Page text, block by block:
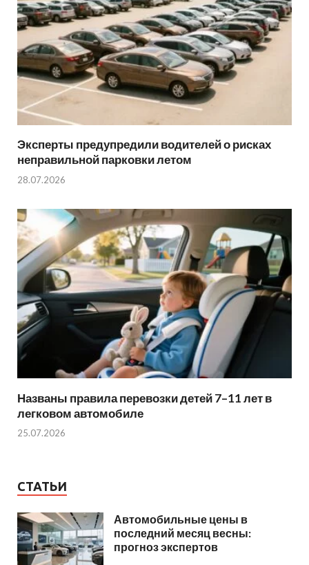
Эксперты предупредили водителей о рисках
неправильной парковки летом
28.07.2026
Названы правила перевозки детей 7–11 лет в
легковом автомобиле
25.07.2026
СТАТЬИ
Автомобильные цены в
последний месяц весны:
прогноз экспертов